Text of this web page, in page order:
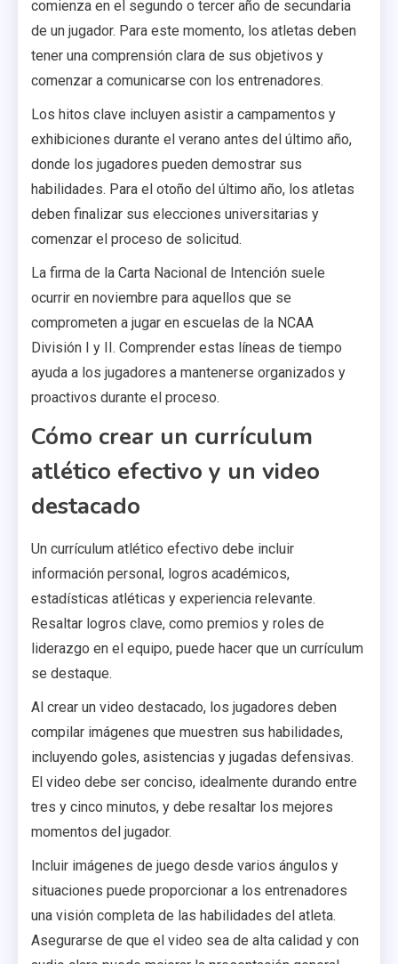
comienza en el segundo o tercer año de secundaria
de un jugador. Para este momento, los atletas deben
tener una comprensión clara de sus objetivos y
comenzar a comunicarse con los entrenadores.
Los hitos clave incluyen asistir a campamentos y
exhibiciones durante el verano antes del último año,
donde los jugadores pueden demostrar sus
habilidades. Para el otoño del último año, los atletas
deben finalizar sus elecciones universitarias y
comenzar el proceso de solicitud.
La firma de la Carta Nacional de Intención suele
ocurrir en noviembre para aquellos que se
comprometen a jugar en escuelas de la NCAA
División I y II. Comprender estas líneas de tiempo
ayuda a los jugadores a mantenerse organizados y
proactivos durante el proceso.
Cómo crear un currículum
atlético efectivo y un video
destacado
Un currículum atlético efectivo debe incluir
información personal, logros académicos,
estadísticas atléticas y experiencia relevante.
Resaltar logros clave, como premios y roles de
liderazgo en el equipo, puede hacer que un currículum
se destaque.
Al crear un video destacado, los jugadores deben
compilar imágenes que muestren sus habilidades,
incluyendo goles, asistencias y jugadas defensivas.
El video debe ser conciso, idealmente durando entre
tres y cinco minutos, y debe resaltar los mejores
momentos del jugador.
Incluir imágenes de juego desde varios ángulos y
situaciones puede proporcionar a los entrenadores
una visión completa de las habilidades del atleta.
Asegurarse de que el video sea de alta calidad y con